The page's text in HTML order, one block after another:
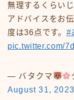
無理するくらい
アドバイスをお
度は36点です。 #
pic.twitter.com/
— バタクマ
August 31, 2023